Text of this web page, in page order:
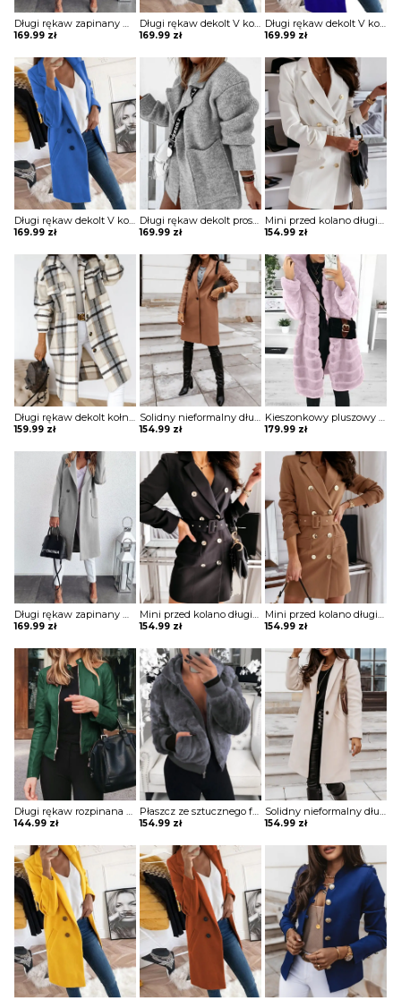
Długi rękaw zapinany na guziki jednorzędowy jednolity kieszenie klapy elegancki bez wzoru jesień płaszcz Kipp
169.99 zł
Długi rękaw dekolt V kołnierz guziki elegancki bez wzoru dopasowany płaszcz Aaltje
169.99 zł
Długi rękaw dekolt V kołnierz guziki elegancki bez wzoru dopasowany płaszcz Aaltje
169.99 zł
Długi rękaw dekolt V kołnierz guziki elegancki bez wzoru dopasowany płaszcz Aaltje
169.99 zł
Długi rękaw dekolt prosty dzianina luźny kieszenie kołnierz casual na co dzień jesień zima płaszcz sweter Ameriga
169.99 zł
Mini przed kolano długi rękaw dekolt V luźna guziki żakiet płaszcz rozpinana elegancka Cara
154.99 zł
Długi rękaw dekolt kołnierzyk guziki rozpinana luźna krata kratka casual dłuższa na co dzień płaszcz Eila
159.99 zł
Solidny nieformalny długi płaszcz z kieszeniami zapinany na guziki kurtka Annagret
154.99 zł
Kieszonkowy pluszowy płaszcz z długim rękawem i kapturem kurtka Minjung
179.99 zł
Długi rękaw zapinany na guziki jednorzędowy jednolity kieszenie klapy elegancki bez wzoru jesień płaszcz Kipp
169.99 zł
Mini przed kolano długi rękaw dekolt V luźna guziki żakiet płaszcz rozpinana elegancka Cara
154.99 zł
Mini przed kolano długi rękaw dekolt V luźna guziki żakiet płaszcz rozpinana elegancka Cara
154.99 zł
Długi rękaw rozpinana stójka skóra skórzana ekologiczna taliowana talia prosta jesień ramoneska kurtka Lakeisha
144.99 zł
Płaszcz ze sztucznego futra z kieszeniami na suwak kurtka Resmie
154.99 zł
Solidny nieformalny długi płaszcz z kieszeniami zapinany na guziki kurtka Annagret
154.99 zł